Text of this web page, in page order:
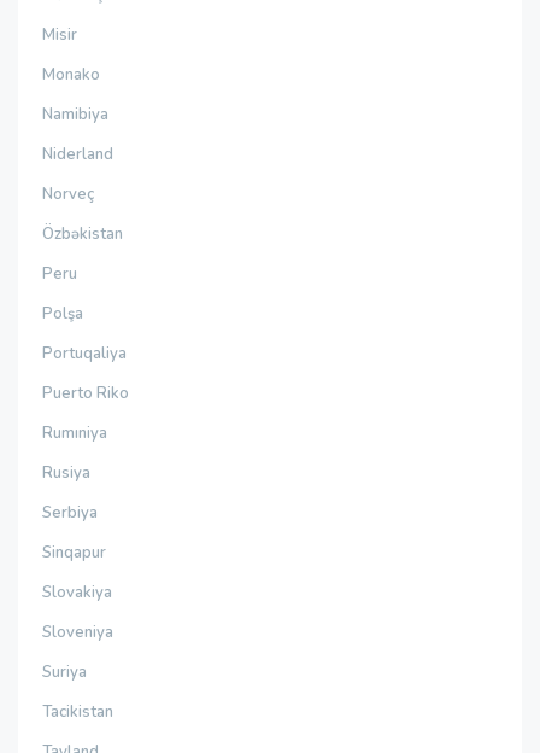
Misir
Monako
Namibiya
Niderland
Norveç
Özbəkistan
Peru
Polşa
Portuqaliya
Puerto Riko
Rumıniya
Rusiya
Serbiya
Sinqapur
Slovakiya
Sloveniya
Suriya
Tacikistan